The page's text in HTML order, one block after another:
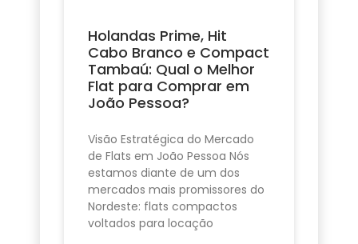
Holandas Prime, Hit
Cabo Branco e Compact
Tambaú: Qual o Melhor
Flat para Comprar em
João Pessoa?
Visão Estratégica do Mercado
de Flats em João Pessoa Nós
estamos diante de um dos
mercados mais promissores do
Nordeste: flats compactos
voltados para locação